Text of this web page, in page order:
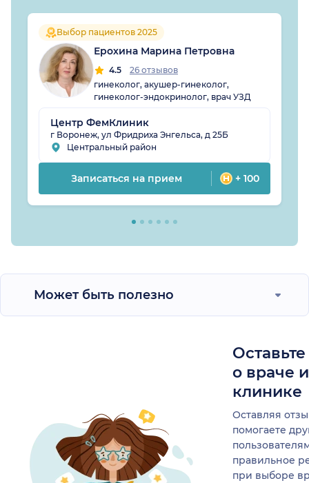
Выбор пациентов 2025
Ерохина Марина Петровна
4.5
26 отзывов
гинеколог, акушер-гинеколог,
гинеколог-эндокринолог, врач УЗД
Центр ФемКлиник
г Воронеж, ул Фридриха Энгельса, д 25Б
Центральный район
Записаться на прием + 100
Может быть полезно
о враче
клинике
Оставляя
помогаете
правильное
при выборе